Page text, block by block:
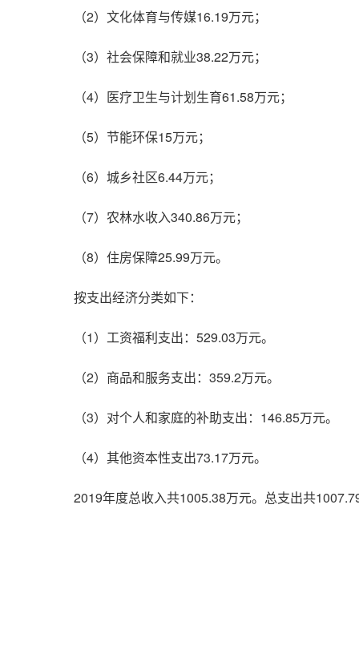
（2）文化体育与传媒16.19万元；
（3）社会保障和就业38.22万元；
（4）医疗卫生与计划生育61.58万元；
（5）节能环保15万元；
（6）城乡社区6.44万元；
（7）农林水收入340.86万元；
（8）住房保障25.99万元。
按支出经济分类如下：
（1）工资福利支出：529.03万元。
（2）商品和服务支出：359.2万元。
（3）对个人和家庭的补助支出：146.85万元。
（4）其他资本性支出73.17万元。
2019年度总收入共1005.38万元。总支出共